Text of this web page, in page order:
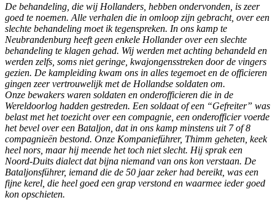
De behandeling, die wij Hollanders, hebben ondervonden, is zeer
goed te noemen. Alle verhalen die in omloop zijn gebracht, over een
slechte behandeling moet ik tegenspreken. In ons kamp te
Neubrandenburg heeft geen enkele Hollander over een slechte
behandeling te klagen gehad. Wij werden met achting behandeld en
werden zelfs, soms niet geringe, kwajongensstreken door de vingers
gezien. De kampleiding kwam ons in alles tegemoet en de officieren
gingen zeer vertrouwelijk met de Hollandse soldaten om.
Onze bewakers waren soldaten en onderofficieren die in de
Wereldoorlog hadden gestreden. Een soldaat of een “Gefreiter” was
belast met het toezicht over een compagnie, een onderofficier voerde
het bevel over een Bataljon, dat in ons kamp minstens uit 7 of 8
compagnieën bestond. Onze Kompanieführer, Thimm geheten, keek
heel nors, maar hij meende het toch niet slecht. Hij sprak een
Noord-Duits dialect dat bijna niemand van ons kon verstaan. De
Bataljonsführer, iemand die de 50 jaar zeker had bereikt, was een
fijne kerel, die heel goed een grap verstond en waarmee ieder goed
kon opschieten.